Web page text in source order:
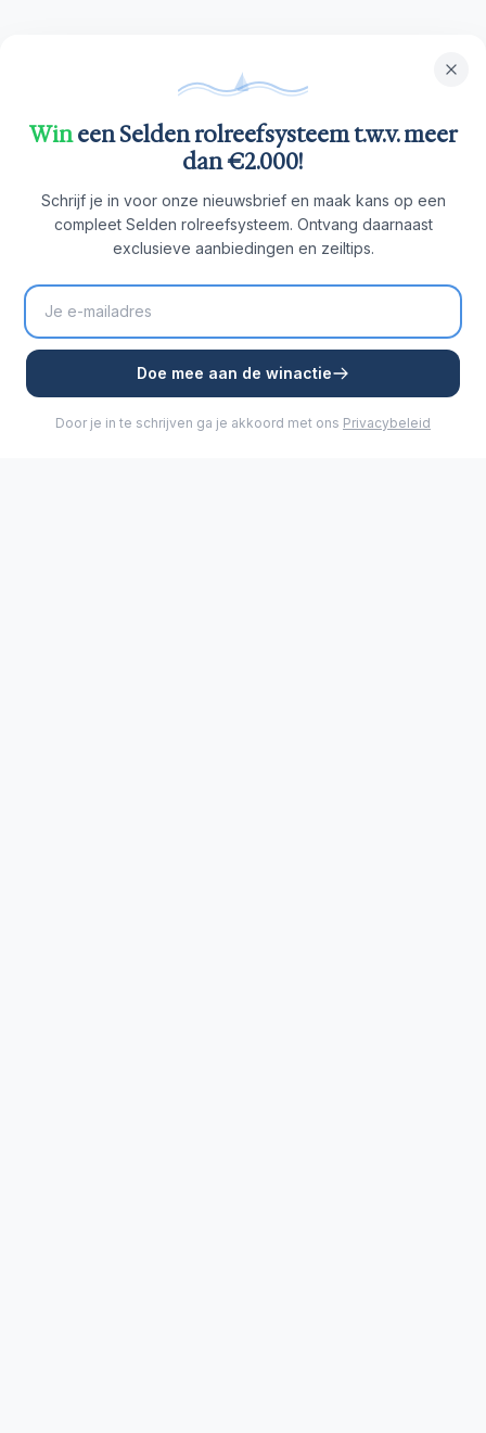
Wineen Selden rolreefsysteem t.w.v. meer
dan €2.000!
Schrijf je in voor onze nieuwsbrief en maak kans op een
compleet Selden rolreefsysteem. Ontvang daarnaast
exclusieve aanbiedingen en zeiltips.
Doe mee aan de winactie
Door je in te schrijven ga je akkoord met ons Privacybeleid